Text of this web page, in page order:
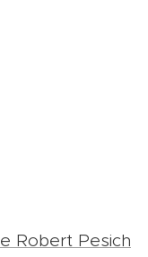
Robert Pesich